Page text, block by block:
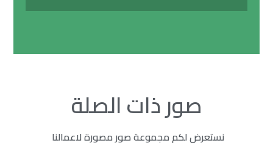
صور ذات الصلة
نستعرض لكم مجموعة صور مصورة لاعمالنا